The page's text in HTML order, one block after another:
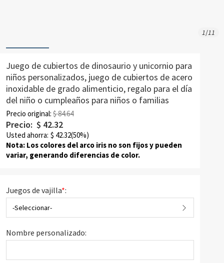
1/11
Juego de cubiertos de dinosaurio y unicornio para
niños personalizados, juego de cubiertos de acero
inoxidable de grado alimenticio, regalo para el día
del niño o cumpleaños para niños o familias
Precio original: $ 84.64
Precio: $ 42.32
Usted ahorra: $ 42.32(50%)
Nota: Los colores del arco iris no son fijos y pueden
variar, generando diferencias de color.
Juegos de vajilla*:
-Seleccionar-
Nombre personalizado: